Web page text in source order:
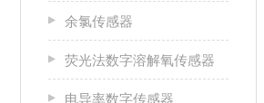
余氯传感器
荧光法数字溶解氧传感器
电导率数字传感器